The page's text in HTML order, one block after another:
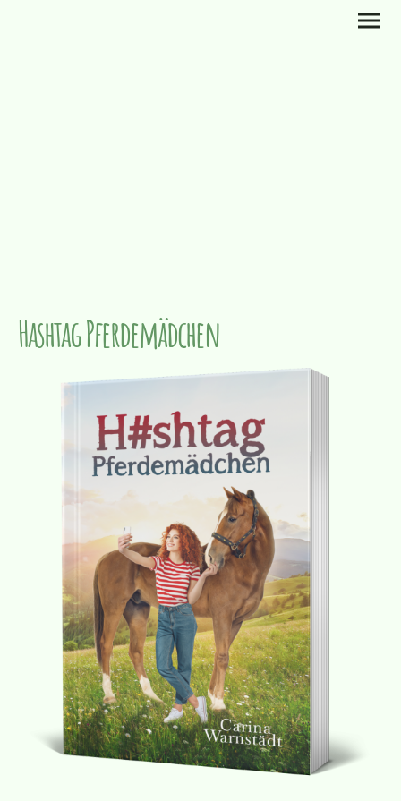
Hashtag Pferdemädchen